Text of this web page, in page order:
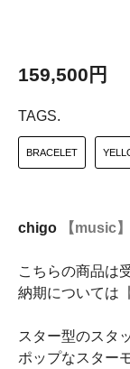
159,500円
TAGS.
BRACELET
chigo 【music】
こちらの商品は
納期については
スター型のスタ
ポップなスター